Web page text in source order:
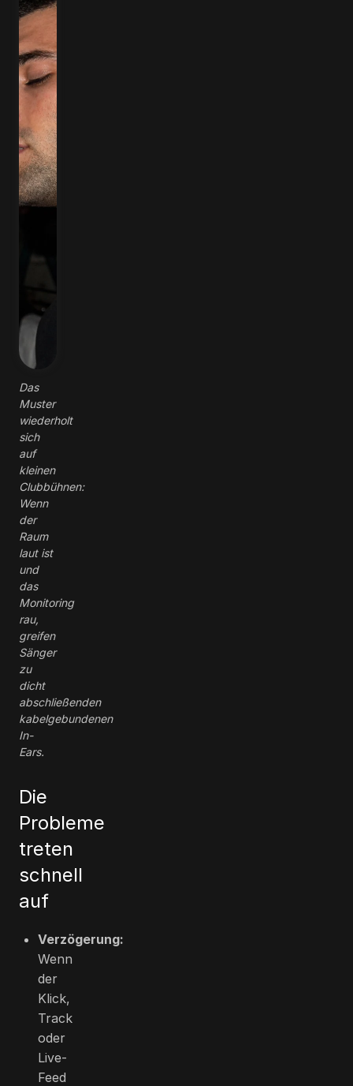
Das
Muster
wiederholt
sich
auf
kleinen
Clubbühnen:
Wenn
der
Raum
laut ist
und
das
Monitoring
rau,
greifen
Sänger
zu
dicht
abschließenden
kabelgebundenen
In-
Ears.
Die
Probleme
treten
schnell
auf
Verzögerung:
Wenn
der
Klick,
Track
oder
Live-
Feed